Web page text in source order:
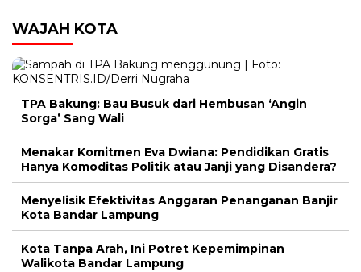
WAJAH KOTA
TPA Bakung: Bau Busuk dari Hembusan ‘Angin
Sorga’ Sang Wali
Menakar Komitmen Eva Dwiana: Pendidikan Gratis
Hanya Komoditas Politik atau Janji yang Disandera?
Menyelisik Efektivitas Anggaran Penanganan Banjir
Kota Bandar Lampung
Kota Tanpa Arah, Ini Potret Kepemimpinan
Walikota Bandar Lampung